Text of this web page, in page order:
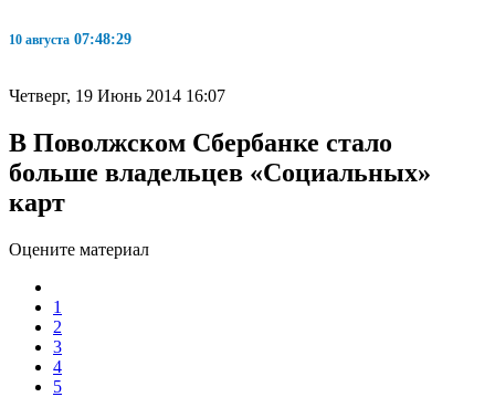
10 августа 07:48:29
Четверг, 19 Июнь 2014 16:07
В Поволжском Сбербанке стало
больше владельцев «Социальных»
карт
Оцените материал
1
2
3
4
5